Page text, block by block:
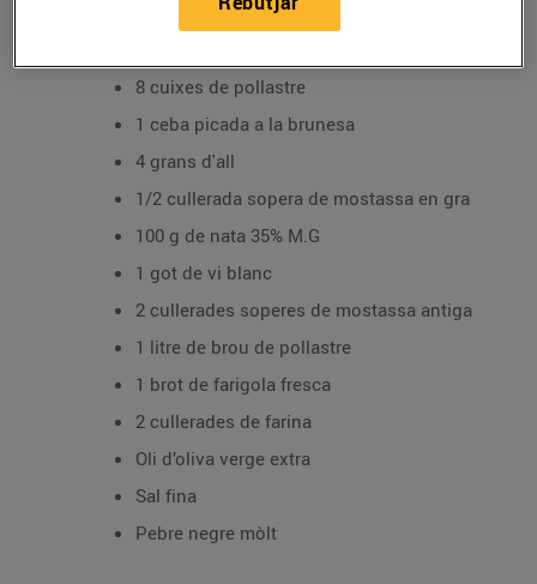
Ingredients per a 4 persones:
8 cuixes de pollastre
1 ceba picada a la brunesa
4 grans d'all
1/2 cullerada sopera de mostassa en gra
100 g de nata 35% M.G
1 got de vi blanc
2 cullerades soperes de mostassa antiga
1 litre de brou de pollastre
1 brot de farigola fresca
2 cullerades de farina
Oli d’oliva verge extra
Sal fina
Pebre negre mòlt